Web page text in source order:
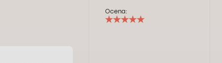
Ocena: